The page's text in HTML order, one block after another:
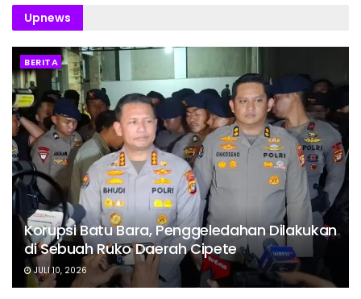
Upnews
BERITA
Korupsi Batu Bara, Penggeledahan Dilakukan
di Sebuah Ruko Daerah Cipete
JULI 10, 2026